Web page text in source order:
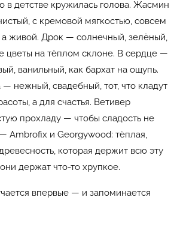
в детстве кружилась голова. Жасмин
с кремовой мягкостью, совсем
живой. Дрок — солнечный, зелёный,
цветы на тёплом склоне. В сердце —
ванильный, как бархат на ощупь.
— нежный, свадебный, тот, что кладут
а для счастья. Ветивер
прохладу — чтобы сладость не
Ambrofix и Georgywood: тёплая,
которая держит всю эту
держат что-то хрупкое.
впервые — и запоминается